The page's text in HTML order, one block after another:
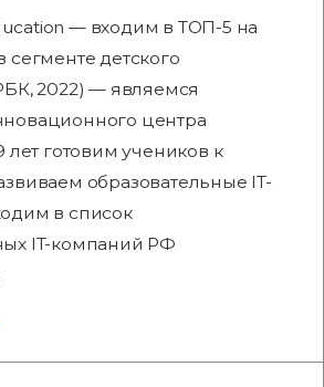
— входим в ТОП-5 на
сегменте детского
2022) — являемся
центра
лет готовим учеников к
образовательные IT-
в список
IT-компаний РФ